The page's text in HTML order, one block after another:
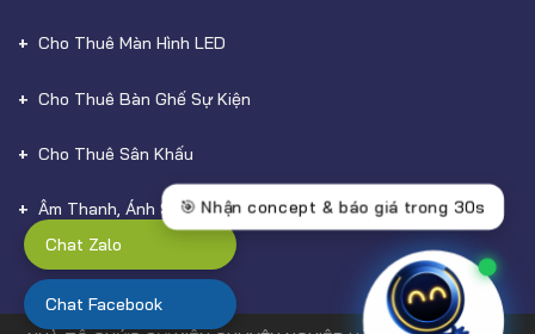
Cho Thuê Màn Hình LED
Cho Thuê Bàn Ghế Sự Kiện
Cho Thuê Sân Khấu
Âm Thanh, Ánh Sáng
Chat Zalo
Chat Facebook